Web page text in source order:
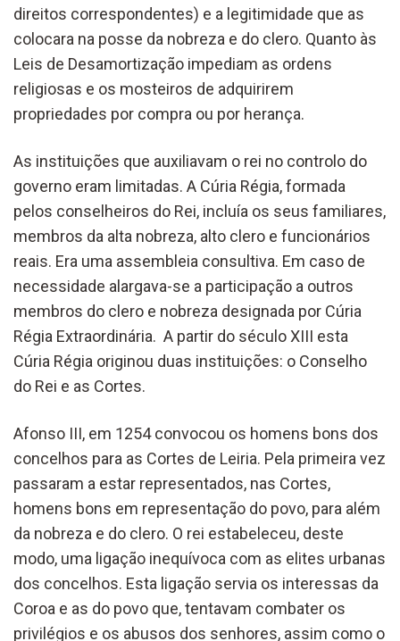
direitos correspondentes) e a legitimidade que as
colocara na posse da nobreza e do clero. Quanto às
Leis de Desamortização impediam as ordens
religiosas e os mosteiros de adquirirem
propriedades por compra ou por herança.
As instituições que auxiliavam o rei no controlo do
governo eram limitadas. A Cúria Régia, formada
pelos conselheiros do Rei, incluía os seus familiares,
membros da alta nobreza, alto clero e funcionários
reais. Era uma assembleia consultiva. Em caso de
necessidade alargava-se a participação a outros
membros do clero e nobreza designada por Cúria
Régia Extraordinária. A partir do século XIII esta
Cúria Régia originou duas instituições: o Conselho
do Rei e as Cortes.
Afonso III, em 1254 convocou os homens bons dos
concelhos para as Cortes de Leiria. Pela primeira vez
passaram a estar representados, nas Cortes,
homens bons em representação do povo, para além
da nobreza e do clero. O rei estabeleceu, deste
modo, uma ligação inequívoca com as elites urbanas
dos concelhos. Esta ligação servia os interessas da
Coroa e as do povo que, tentavam combater os
privilégios e os abusos dos senhores, assim como o